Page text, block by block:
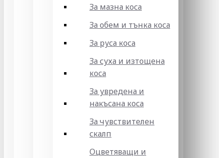
За мазна коса
За обем и тънка коса
За руса коса
За суха и изтощена
коса
За увредена и
накъсана коса
За чувствителен
скалп
Оцветяващи и